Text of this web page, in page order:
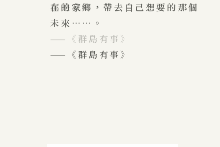
那是我的。
——《群島有事》
在的家鄉，帶去自己想要的那個
未來⋯⋯。
——《群島有事》